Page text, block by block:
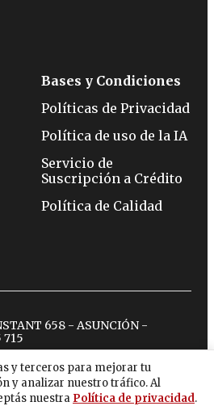
y terceros para mejorar tu
y analizar nuestro tráfico. Al
nuestra Política de privacidad.
Bases y Condiciones
Políticas de Privacidad
Política de uso de la IA
Servicio de
Suscripción a Crédito
Política de Calidad
658 - ASUNCIÓN -
715
tiktokyoutubespotify